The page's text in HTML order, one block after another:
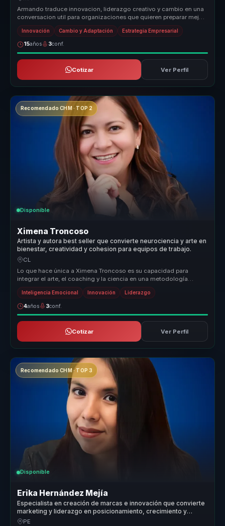
Armando traduce innovacion, liderazgo creativo y cambio en una
conversacion util para organizaciones que quieren preparar mejor
a sus equ...
Innovación Cambio y Adaptación Estrategia Empresarial
15años 3conf.
Cotizar Ver Perfil
Recomendado CHM · TOP 2
Disponible
Ximena Troncoso
Artista y autora best seller que convierte neurociencia y arte en
bienestar, creatividad y cohesion para equipos de trabajo.
CL
Lo que hace única a Ximena Troncoso es su capacidad para
integrar el arte, el coaching y la ciencia en una metodología
vivencial que tran...
Inteligencia Emocional Innovación Liderazgo
4años 3conf.
Cotizar Ver Perfil
Recomendado CHM · TOP 3
Disponible
Erika Hernández Mejía
Especialista en creación de marcas e innovación que convierte
marketing y liderazgo en posicionamiento, crecimiento y
relevancia para empresas.
PE